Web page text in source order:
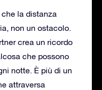
la distanza
non un ostacolo.
crea un ricordo
che possono
notte. È più di un
attraversa